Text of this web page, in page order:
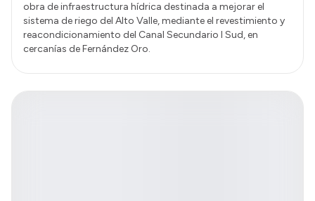
obra de infraestructura hídrica destinada a mejorar el
sistema de riego del Alto Valle, mediante el revestimiento y
reacondicionamiento del Canal Secundario I Sud, en
cercanías de Fernández Oro.